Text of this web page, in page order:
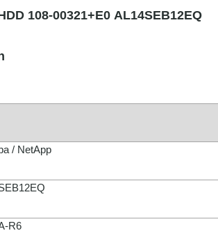
108-00321+E0 AL14SEB12EQ
/ NetApp
R6